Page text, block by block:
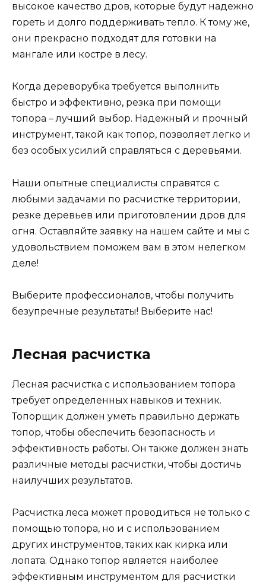
высокое качество дров, которые будут надежно
гореть и долго поддерживать тепло. К тому же,
они прекрасно подходят для готовки на
мангале или костре в лесу.
Когда дереворубка требуется выполнить
быстро и эффективно, резка при помощи
топора – лучший выбор. Надежный и прочный
инструмент, такой как топор, позволяет легко и
без особых усилий справляться с деревьями.
Наши опытные специалисты справятся с
любыми задачами по расчистке территории,
резке деревьев или приготовлении дров для
огня. Оставляйте заявку на нашем сайте и мы с
удовольствием поможем вам в этом нелегком
деле!
Выберите профессионалов, чтобы получить
безупречные результаты! Выберите нас!
Лесная расчистка
Лесная расчистка с использованием топора
требует определенных навыков и техник.
Топорщик должен уметь правильно держать
топор, чтобы обеспечить безопасность и
эффективность работы. Он также должен знать
различные методы расчистки, чтобы достичь
наилучших результатов.
Расчистка леса может проводиться не только с
помощью топора, но и с использованием
других инструментов, таких как кирка или
лопата. Однако топор является наиболее
эффективным инструментом для расчистки